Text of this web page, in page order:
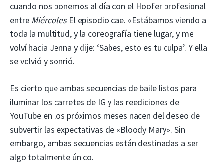
cuando nos ponemos al día con el Hoofer profesional
entre Miércoles El episodio cae. «Estábamos viendo a
toda la multitud, y la coreografía tiene lugar, y me
volví hacia Jenna y dije: ‘Sabes, esto es tu culpa’. Y ella
se volvió y sonrió.
Es cierto que ambas secuencias de baile listos para
iluminar los carretes de IG y las reediciones de
YouTube en los próximos meses nacen del deseo de
subvertir las expectativas de «Bloody Mary». Sin
embargo, ambas secuencias están destinadas a ser
algo totalmente único.